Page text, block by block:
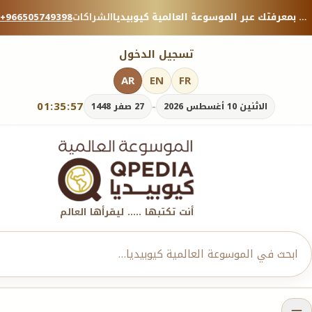
+966505749398الشراكات منصة معرفية موثوقة — شارك بمعرفتك عبر الموسوعة العالمية كيوبيديا.
تسجيل الدخول
01:35:58 الاثنين 10 أغسطس 2026 - 27 صفر 1448
AR EN FR
أنت تكتبها ..... ليقرأها العالم